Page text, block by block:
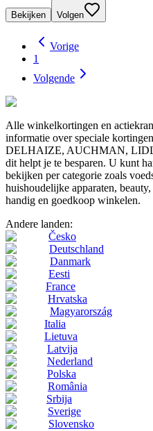
Bekijken Volgen
Vorige
1
Volgende
Alle winkelkortingen en
informatie over speciale
DELHAIZE, AUCHMAN, LIDL
dit helpt je te besparen. U kunt
bekijken per categorie zoals
huishoudelijke apparaten,
handig en goedkoop winkelen.
Andere landen:
Česko
Deutschland
Danmark
Eesti
France
Hrvatska
Magyarország
Italia
Lietuva
Latvija
Nederland
Polska
România
Srbija
Sverige
Slovensko